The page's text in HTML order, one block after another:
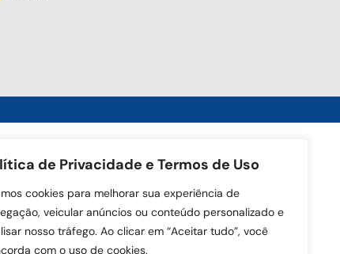
de Privacidade e Termos de Uso
cookies para melhorar sua experiência de
veicular anúncios ou conteúdo personalizado e
nosso tráfego. Ao clicar em “Aceitar tudo”, você
com o uso de cookies.